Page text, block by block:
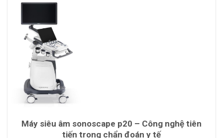
Máy siêu âm sonoscape p20 – Công nghệ tiên
tiến trong chẩn đoán y tế